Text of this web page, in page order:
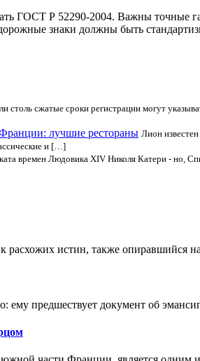
ГОСТ Р 52290-2004. Важны точные
знаки должны быть
столь сжатые сроки регистрации могут
лучшие рестораны Лион
и […]
времен Людовика XIV Николя Катери - но,
расхожих истин, также опиравшийся
ему предшествует документ об